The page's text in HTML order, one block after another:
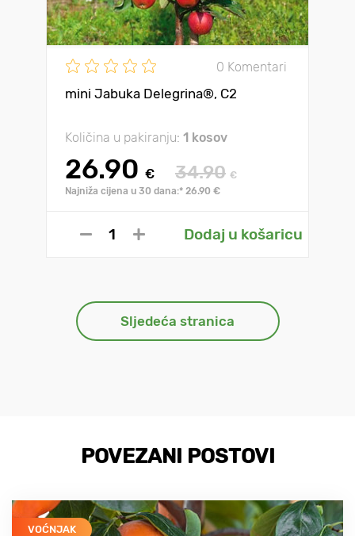
0 Komentari
mini Jabuka Delegrina®, C2
Količina u pakiranju: 1 kosov
26.90 € 34.90 €
Najniža cijena u 30 dana:* 26.90 €
Dodaj u košaricu
Sljedeća stranica
POVEZANI POSTOVI
VOĆNJAK